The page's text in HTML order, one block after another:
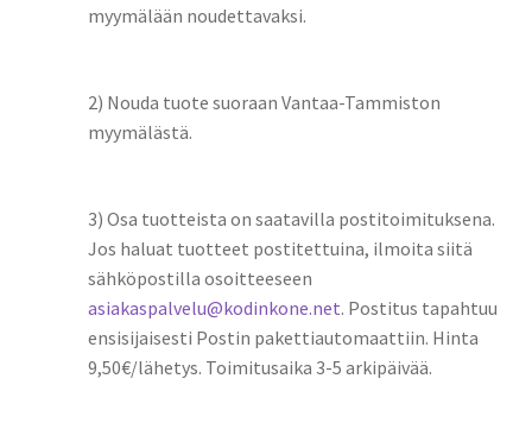
myymälään noudettavaksi.
2) Nouda tuote suoraan Vantaa-Tammiston
myymälästä.
3) Osa tuotteista on saatavilla postitoimituksena.
Jos haluat tuotteet postitettuina, ilmoita siitä
sähköpostilla osoitteeseen
asiakaspalvelu@kodinkone.net. Postitus tapahtuu
ensisijaisesti Postin pakettiautomaattiin. Hinta
9,50€/lähetys. Toimitusaika 3-5 arkipäivää.